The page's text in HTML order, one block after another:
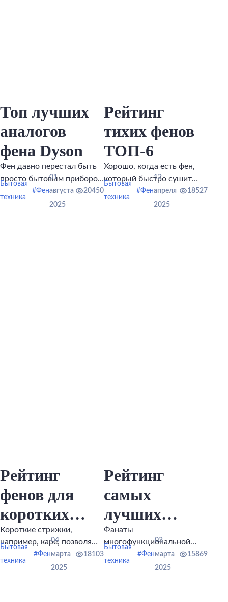
Топ лучших
аналогов
фена Dyson
Фен давно перестал быть
просто бытовым прибором
для быстрой сушки
Бытовая
техника
#Фен
01
августа
2025
20450
Рейтинг
тихих фенов
ТОП-6
Хорошо, когда есть фен,
который быстро сушит
волосы, позволяет делать
разнообразные укладки, но
Бытовая
техника
#Фен
12
апреля
2025
18527
Рейтинг
фенов для
коротких
волос
Короткие стрижки,
например, каре, позволяют
создавать множество
ярких и интересных
Бытовая
техника
#Фен
04
марта
2025
18103
Рейтинг
самых
лучших
фенов-
стайлеров
для волос
Фанаты
многофункциональной
бьюти-техники
обязательно должны
Бытовая
техника
#Фен
03
марта
2025
15869